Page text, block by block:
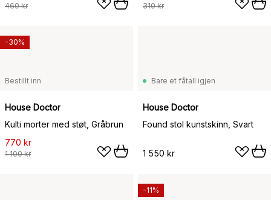
460 kr 310 kr
Bestillt inn
House Doctor
Kulti morter med støt, Gråbrun
770 kr
1 100 kr
-30%
Bare et fåtall igjen
House Doctor
Found stol kunstskinn, Svart
1 550 kr
-11%